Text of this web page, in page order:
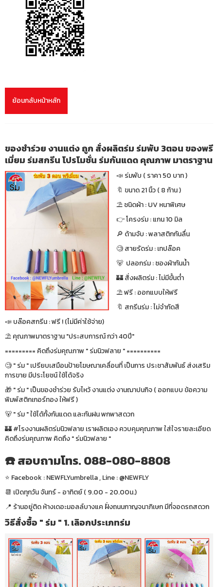
ย้อนกลับหน้าหลัก
ของชำร่วย งานแต่ง ถูก สั่งผลิตร่ม ร่มพับ 3ตอน ของพรี
เมี่ยม ร่มสกรีน โปรโมชั่น ร่มกันแดด คุณภาพ มาตราฐาน
📣 ร่มพับ ( ราคา 50 บาท )
🔖 ขนาด 21 นิ้ว ( 8 ก้าน )
⛱ ชนิดผ้า : UV หนาพิเศษ
👉 โครงร่ม : แกน 10 มิล
🔎 ด้ามจับ : พลาสติกกันลื่น
🧐 สายรัดร่ม : เทปล๊อค
🐻 ปลอกร่ม : ซองผ้ากันน้ำ
🏰 สั่งผลิตร่ม : ไม่มีขั้นต่ำ
⛱ ฟรี : ออกแบบให้ฟรี
🔖 สกรีนร่ม : ไม่จำกัดสี
📣 บล๊อคสกรีน : ฟรี ! (ไม่มีค่าใช้จ่าย)
⛱ คุณภาพมาตราฐาน "ประสบการณ์ กว่า 40ปี"
========= คิดถึงร่มคุณภาพ " ร่มนิวฟลาย " ==========
🧐 " ร่ม " เปรียบเสมือนป้ายโฆษณาเคลื่อนที่ เป็นการ ประชาสัมพันธ์ ส่งเสริม
การขาย มีประโยชน์ ใช้ได้จริง
🎁 " ร่ม " เป็นของชำร่วย รับไหว้ งานแต่ง งานฌาปนกิจ ( ออกแบบ ข้อความ
พิมพ์สติกเกอร์ทอง ให้ฟรี )
🐻 " ร่ม " ใช้ได้ทั้งกันแดด และกันฝน พกพาสดวก
🏰 #โรงงานผลิตร่มนิวฟลาย เราผลิตเอง ควบคุมคุณภาพ ใส่ใจรายละเอียด
คิดถึงร่มคุณภาพ คิดถึง " ร่มนิวฟลาย "
☎️ สอบถามโทร. 088-080-8808
⭐️ Facebook : NEWFLYumbrella , Line : @NEWFLY
📆 เปิดทุกวัน จันทร์ - อาทิตย์ ( 9.00 - 20.00น.)
📍 ร้านอยู่ติด ห้างเดอะมอลล์บางแค ฝั่งถนนกาญจนาภิเษก มีที่จอดรถสดวก
วิธีสั่งซื้อ " ร่ม " 1. เลิอกประเภทร่ม